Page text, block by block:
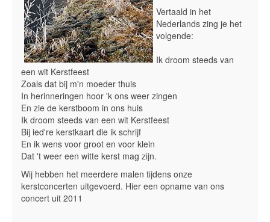
Vertaald in het
Nederlands zing je het
volgende:
Ik droom steeds van
een wit Kerstfeest
Zoals dat bij m'n moeder thuis
In herinneringen hoor 'k ons weer zingen
En zie de kerstboom in ons huis
Ik droom steeds van een wit Kerstfeest
Bij ied're kerstkaart die ik schrijf
En ik wens voor groot en voor klein
Dat 't weer een witte kerst mag zijn.
Wij hebben het meerdere malen tijdens onze
kerstconcerten uitgevoerd. Hier een opname van ons
concert uit 2011